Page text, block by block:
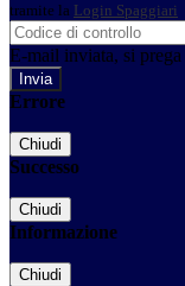
tramite la Login Spaggiari
E-mail inviata, si
Errore
Chiudi
Successo
Chiudi
Informazione
Chiudi